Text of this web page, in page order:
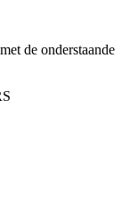
de onderstaande